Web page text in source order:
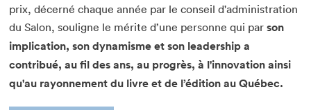
prix, décerné chaque année par le conseil d'administration
du Salon, souligne le mérite d’une personne qui parson
implication, son dynamisme et son leadership a
contribué, au fil des ans, au progrès, à l'innovation ainsi
qu'au rayonnement du livre et de l’édition au Québec.